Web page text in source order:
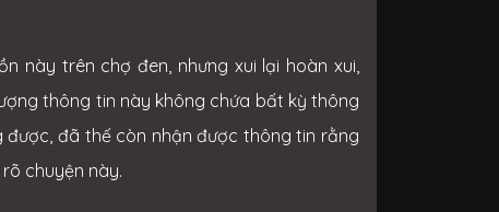
này trên chợ đen, nhưng xui lại hoàn xui,
thông tin này không chứa bất kỳ thông
đã thế còn nhận được thông tin rằng
chuyện này.